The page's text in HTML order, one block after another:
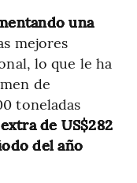
una
mejores
lo que le ha
de
toneladas
de US$282
del año